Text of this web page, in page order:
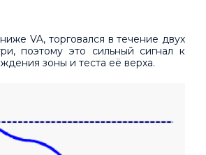
VA, торговался в течение двух
поэтому это сильный сигнал к
зоны и теста её верха.